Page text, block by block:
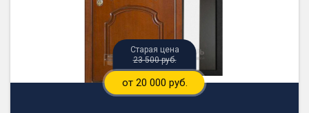
23 500 руб.
от 20 000 руб.